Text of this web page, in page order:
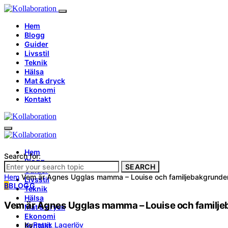
Hem
Blogg
Guider
Livsstil
Teknik
Hälsa
Mat & dryck
Ekonomi
Kontakt
Hem
Blogg
Guider
Livsstil
Teknik
Hälsa
Mat & dryck
Ekonomi
Kontakt
Search for:
SEARCH
Hem Vem är Agnes Ugglas mamma – Louise och
BBLOGG
Vem är Agnes Ugglas mamma – Louise och
byPatrik Lagerlöv